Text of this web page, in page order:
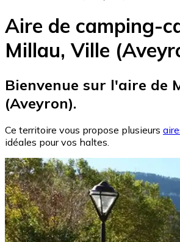
Aire de camping-
Millau, Ville
Bienvenue sur l'aire de
(Aveyron).
Ce territoire vous propose plusieurs
idéales pour vos haltes.